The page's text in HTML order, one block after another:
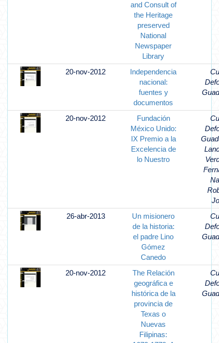
and Consult of
the Heritage
preserved
National
Newspaper
Library
20-nov-2012
Independencia
nacional:
fuentes y
documentos
20-nov-2012
Fundación
México Unido:
IX Premio a la
Excelencia de
lo Nuestro
26-abr-2013
Un misionero
de la historia:
el padre Lino
Gómez
Canedo
20-nov-2012
The Relación
geográfica e
histórica de la
provincia de
Texas o
Nuevas
Filipinas: